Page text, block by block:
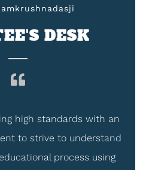
DESK
high standards with an
to strive to understand
process using